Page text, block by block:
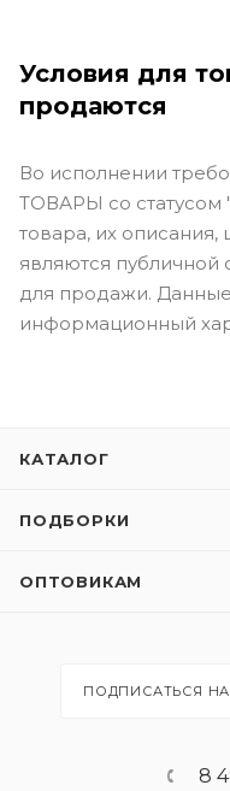
Условия для
продаются
Во исполнении
ТОВАРЫ со статусом
товара, их
являются
для продажи. Данные
информационный
КАТАЛОГ
ПОДБОРКИ
ОПТОВИКАМ
ПОДПИСАТЬСЯ
8